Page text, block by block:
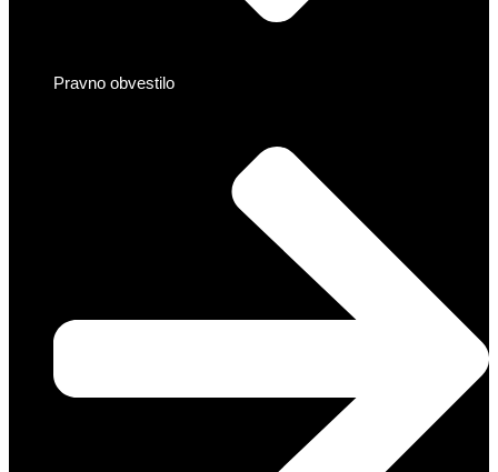
Pravno obvestilo